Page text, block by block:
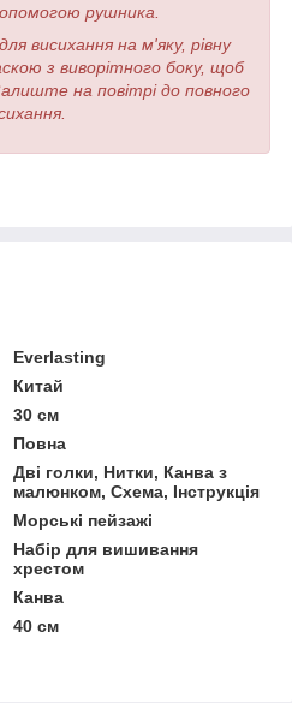
рушника.
висихання на м'яку, рівну
з виворітного боку, щоб
на повітрі до повного
Everlasting
Китай
30 см
Повна
Дві голки, Нитки, Канва з
малюнком, Схема, Інструкція
Морські пейзажі
Набір для вишивання
хрестом
Канва
40 см